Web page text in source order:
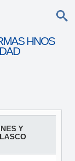
HNOS
Y